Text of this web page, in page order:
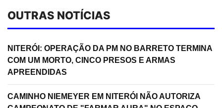
OUTRAS NOTÍCIAS
NITERÓI: OPERAÇÃO DA PM NO BARRETO TERMINA
COM UM MORTO, CINCO PRESOS E ARMAS
APREENDIDAS
CAMINHO NIEMEYER EM NITERÓI NÃO AUTORIZA